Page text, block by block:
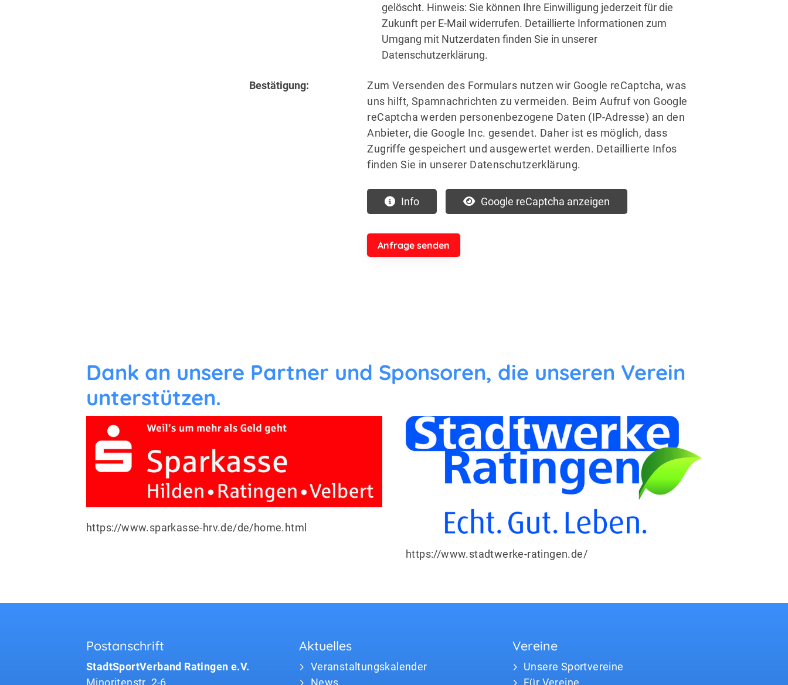
gelöscht. Hinweis: Sie können Ihre Einwilligung jederzeit für die
Zukunft per E-Mail widerrufen. Detaillierte Informationen zum
Umgang mit Nutzerdaten finden Sie in unserer
Datenschutzerklärung.
Bestätigung:
Zum Versenden des Formulars nutzen wir Google reCaptcha, was
uns hilft, Spamnachrichten zu vermeiden. Beim Aufruf von Google
reCaptcha werden personenbezogene Daten (IP-Adresse) an den
Anbieter, die Google Inc. gesendet. Daher ist es möglich, dass
Zugriffe gespeichert und ausgewertet werden. Detaillierte Infos
finden Sie in unserer Datenschutzerklärung.
Info Google reCaptcha anzeigen
Dank an unsere Partner und Sponsoren, die unseren Verein
unterstützen.
https://www.sparkasse-hrv.de/de/home.html
https://www.stadtwerke-ratingen.de/
Postanschrift
StadtSportVerband Ratingen e.V.
Aktuelles
Veranstaltungskalender
Vereine
Unsere Sportvereine